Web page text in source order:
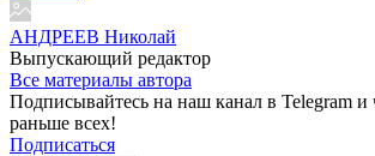
АНДРЕЕВ Николай
Выпускающий редактор
Все материалы автора
Подписывайтесь на наш канал в Telegram и
раньше всех!
Подписаться